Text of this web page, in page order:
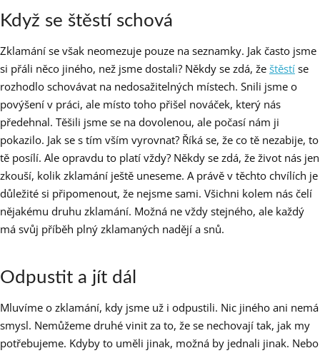
Když se štěstí schová
Zklamání se však neomezuje pouze na seznamky. Jak často jsme
si přáli něco jiného, než jsme dostali? Někdy se zdá, že štěstí se
rozhodlo schovávat na nedosažitelných místech. Snili jsme o
povýšení v práci, ale místo toho přišel nováček, který nás
předehnal. Těšili jsme se na dovolenou, ale počasí nám ji
pokazilo. Jak se s tím vším vyrovnat? Říká se, že co tě nezabije, to
tě posílí. Ale opravdu to platí vždy? Někdy se zdá, že život nás jen
zkouší, kolik zklamání ještě uneseme. A právě v těchto chvílích je
důležité si připomenout, že nejsme sami. Všichni kolem nás čelí
nějakému druhu zklamání. Možná ne vždy stejného, ale každý
má svůj příběh plný zklamaných nadějí a snů.
Odpustit a jít dál
Mluvíme o zklamání, kdy jsme už i odpustili. Nic jiného ani nemá
smysl. Nemůžeme druhé vinit za to, že se nechovají tak, jak my
potřebujeme. Kdyby to uměli jinak, možná by jednali jinak. Nebo